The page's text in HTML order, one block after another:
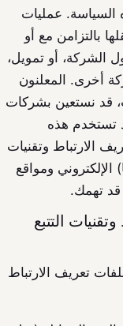
السياسة. عمليات
بالتزامن مع أو
الشركة، أو تمويل،
أخرى. المعلنون
قد نستعين بشركات
تستخدم هذه
الارتباط وتقنيات
الإلكتروني ومواقع
قد تهمك.
التتبع
تعريف الارتباط